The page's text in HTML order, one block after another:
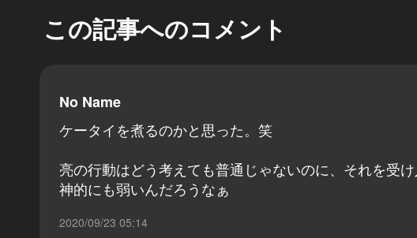
この記事へのコメント
No Name
ケータイを煮るのかと思った。笑
亮の行動はどう考えても普通じゃないのに、それを受
神的にも弱いんだろうなぁ
2020/09/23 05:14